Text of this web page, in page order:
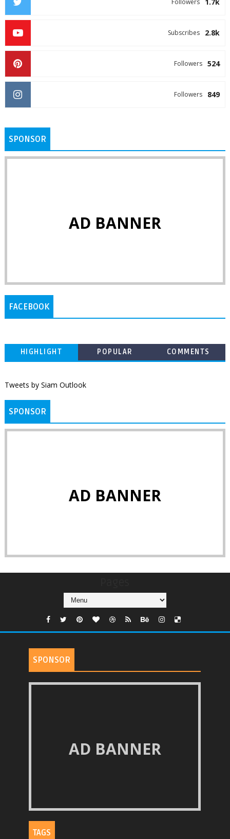
Followers
2.8k
Subscribes
524
Followers
849
Followers
SPONSOR
AD BANNER
FACEBOOK
HIGHLIGHT POPULAR COMMENTS
Tweets by Siam Outlook
SPONSOR
AD BANNER
SPONSOR
AD BANNER
TAGS